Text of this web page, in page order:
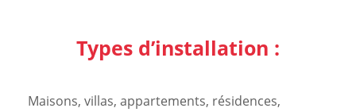
Types d’installation :
Maisons, villas, appartements, résidences,